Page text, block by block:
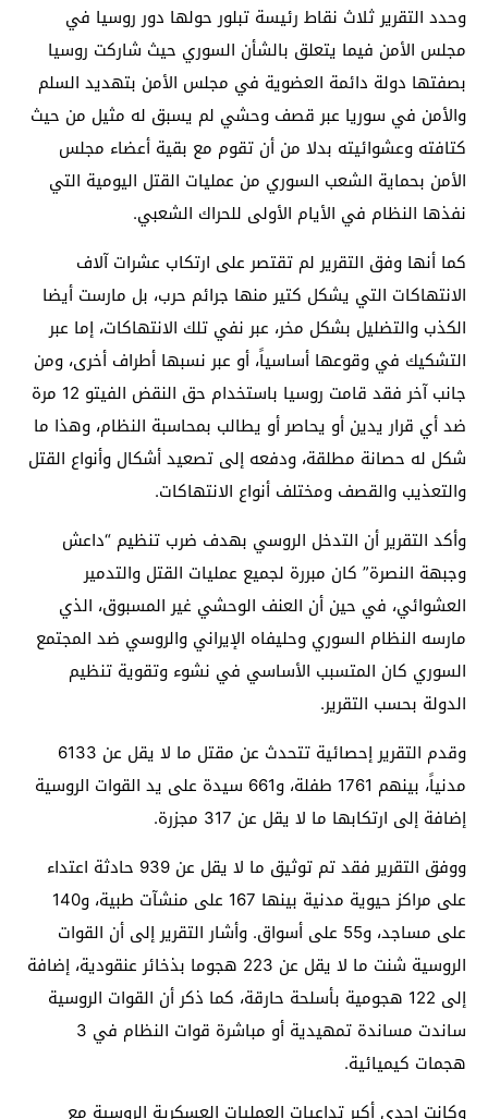
وحدد التقرير ثلاث نقاط رئيسة تبلور حولها دور روسيا في
مجلس الأمن فيما يتعلق بالشأن السوري حيث شارکت روسيا
بصفتها دولة دائمة العضوية في مجلس الأمن بتهديد السلم
والأمن في سوريا عبر قصف وحشي لم يسبق له مثيل من حيث
كتافته وعشوائيته بدلا من أن تقوم مع بقية أعضاء مجلس
الأمن بحماية الشعب السوري من عمليات القتل اليومية التي
نفذها النظام في الأيام الأولى للحراك الشعبي.
كما أنها وفق التقرير لم تقتصر على ارتكاب عشرات آلاف
الانتهاكات التي يشكل كتير منها جرائم حرب، بل مارست أيضا
الكذب والتضليل بشكل مخر، عبر نفي تلك الانتهاكات، إما عبر
التشكيك في وقوعها أساسياً، أو عبر نسبها أطراف أخرى، ومن
جانب آخر فقد قامت روسيا باستخدام حق النقض الفيتو 12 مرة
ضد أي قرار يدين أو يحاصر أو يطالب بمحاسبة النظام، وهذا ما
شكل له حصانة مطلقة، ودفعه إلى تصعيد أشكال وأنواع القتل
والتعذيب والقصف ومختلف أنواع الانتهاكات.
وأكد التقرير أن التدخل الروسي بهدف ضرب تنظيم “داعش
وجبهة النصرة” كان مبررة لجميع عمليات القتل والتدمير
العشوائي، في حين أن العنف الوحشي غير المسبوق، الذي
مارسه النظام السوري وحليفاه الإيراني والروسي ضد المجتمع
السوري كان المتسبب الأساسي في نشوء وتقوية تنظيم
الدولة بحسب التقرير.
وقدم التقرير إحصائية تتحدث عن مقتل ما لا يقل عن 6133
مدنياً، بينهم 1761 طفلة، و661 سيدة على يد القوات الروسية
إضافة إلى ارتكابها ما لا يقل عن 317 مجزرة.
ووفق التقرير فقد تم توثيق ما لا يقل عن 939 حادثة اعتداء
على مراكز حيوية مدنية بينها 167 على منشآت طبية، و140
على مساجد، و55 على أسواق. وأشار التقرير إلى أن القوات
الروسية شنت ما لا يقل عن 223 هجوما بذخائر عنقودية، إضافة
إلى 122 هجومية بأسلحة حارقة، كما ذكر أن القوات الروسية
ساندت مساندة تمهيدية أو مباشرة قوات النظام في 3
هجمات كيميائية.
وكانت إحدى أكبر تداعيات العمليات العسكرية الروسية مع